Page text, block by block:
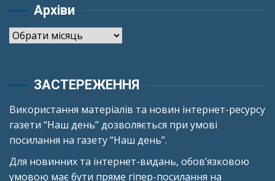
Архіви
Архіви
ЗАСТЕРЕЖЕННЯ
Використання матеріалів та новин інтернет-ресурсу
газети “Наш день” дозволяється при умові
посилання на газету “Наш день”.
Для новинних та інтернет-видань, обов’язковою
умовою має бути пряме гіпер-посилання на